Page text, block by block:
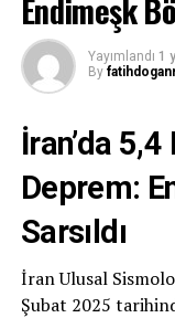
Endimeşk
Yayımlandı 1
By
İran’da
Deprem:
Sarsıldı
İran Ulusal
Şubat 2025